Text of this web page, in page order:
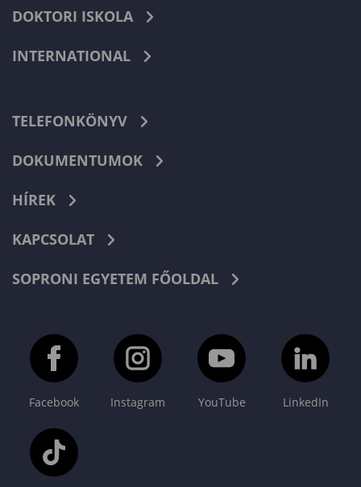
DOKTORI ISKOLA
INTERNATIONAL
TELEFONKÖNYV
DOKUMENTUMOK
HÍREK
KAPCSOLAT
SOPRONI EGYETEM FŐOLDAL
Facebook Instagram YouTube LinkedIn